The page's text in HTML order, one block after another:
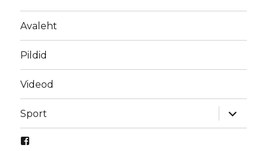
Avaleht
Pildid
Videod
Sport
laienda